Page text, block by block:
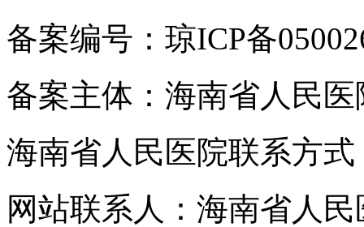
备案编号：琼ICP备
备案主体：海南省人民医
海南省人民医院联系方式
网站联系人：海南省人民